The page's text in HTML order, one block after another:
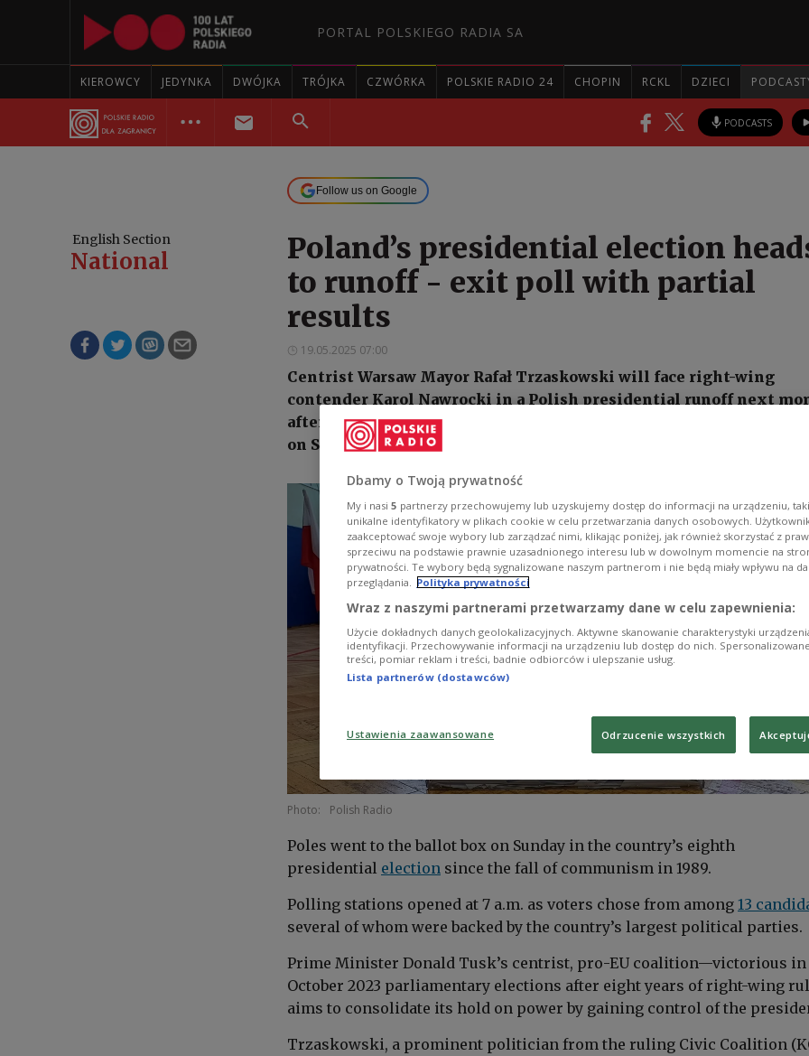
PORTAL POLSKIEGO RADIA SA
KIEROWCY JEDYNKA DWÓJKA TRÓJKA CZWÓRKA POLSKIE RADIO 24 CHOPIN RCKL DZIECI
PODCASTS
Follow us on Google
English Section
National
Poland’s presidential election
to runoff - exit poll with partial
results
19.05.2025 07:00
Centrist Warsaw Mayor Rafał Trzaskowski will face right-wing
contender Karol Nawrocki in a Polish presidential runoff next
after no candidate won an outright majority in the first round of
on Sunday, according to updated exit poll data and partial results.
Photo: Polish Radio
Poles went to the ballot box on Sunday in the country’s eighth
presidential election since the fall of communism in 1989.
Polling stations opened at 7 a.m. as voters chose from among 13
several of whom were backed by the country’s largest political parties.
Prime Minister Donald Tusk’s centrist, pro-EU coalition—victorious in
October 2023 parliamentary elections after eight years of right-wing
aims to consolidate its hold on power by gaining control of the
Trzaskowski, a prominent politician from the ruling Civic Coalition
Dbamy o Twoją prywatność
My i nasi 5 partnerzy przechowujemy lub uzyskujemy dostęp do informacji na urządzeniu,
unikalne identyfikatory w plikach cookie w celu przetwarzania danych osobowych.
zaakceptować swoje wybory lub zarządzać nimi, klikając poniżej, jak również skorzystać z
sprzeciwu na podstawie prawnie uzasadnionego interesu lub w dowolnym momencie na
prywatności. Te wybory będą sygnalizowane naszym partnerom i nie będą miały wpływu na
przeglądania. Polityka prywatności
Wraz z naszymi partnerami przetwarzamy dane w celu zapewnienia:
Użycie dokładnych danych geolokalizacyjnych. Aktywne skanowanie charakterystyki
identyfikacji. Przechowywanie informacji na urządzeniu lub dostęp do nich.
treści, pomiar reklam i treści, badnie odbiorców i ulepszanie usług.
Lista partnerów (dostawców)
Ustawienia zaawansowane Odrzucenie wszystkich